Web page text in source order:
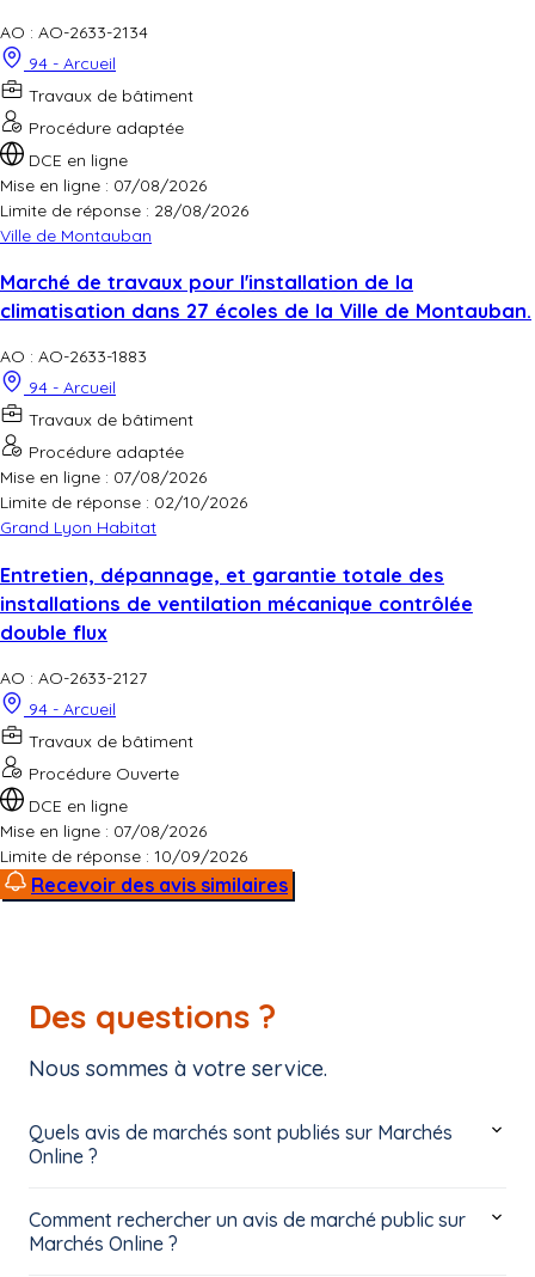
AO : AO-2633-2134
94 - Arcueil
Travaux de bâtiment
Procédure adaptée
DCE en ligne
Mise en ligne : 07/08/2026
Limite de réponse : 28/08/2026
Ville de Montauban
Marché de travaux pour l'installation de la
climatisation dans 27 écoles de la Ville de Montauban.
AO : AO-2633-1883
94 - Arcueil
Travaux de bâtiment
Procédure adaptée
Mise en ligne : 07/08/2026
Limite de réponse : 02/10/2026
Grand Lyon Habitat
Entretien, dépannage, et garantie totale des
installations de ventilation mécanique contrôlée
double flux
AO : AO-2633-2127
94 - Arcueil
Travaux de bâtiment
Procédure Ouverte
DCE en ligne
Mise en ligne : 07/08/2026
Limite de réponse : 10/09/2026
Recevoir des avis similaires
Des questions ?
Nous sommes à votre service.
Quels avis de marchés sont publiés sur Marchés
Online ?
Comment rechercher un avis de marché public sur
Marchés Online ?